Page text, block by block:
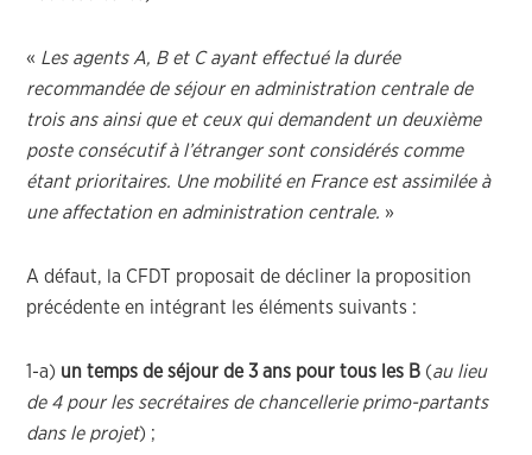
« Les agents A, B et C ayant effectué la durée
recommandée de séjour en administration centrale de
trois ans ainsi que et ceux qui demandent un deuxième
poste consécutif à l’étranger sont considérés comme
étant prioritaires. Une mobilité en France est assimilée à
une affectation en administration centrale. »
A défaut, la CFDT proposait de décliner la proposition
précédente en intégrant les éléments suivants :
1-a) un temps de séjour de 3 ans pour tous les B (au lieu
de 4 pour les secrétaires de chancellerie primo-partants
dans le projet) ;